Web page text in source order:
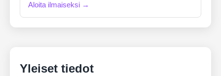
Aloita ilmaiseksi →
Yleiset tiedot